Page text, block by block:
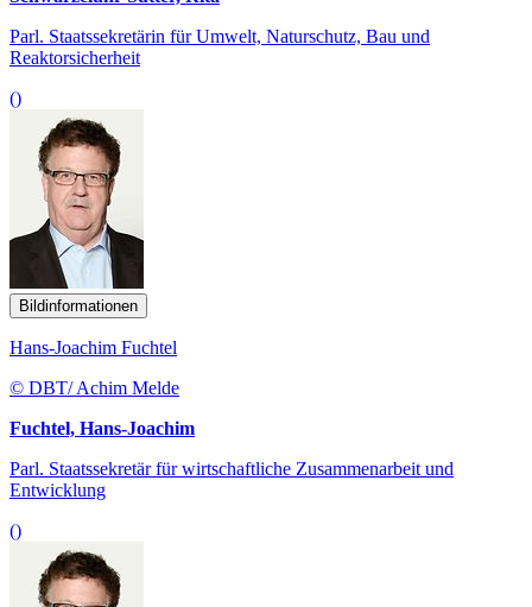
Parl. Staatssekretärin für Umwelt, Naturschutz, Bau und
Reaktorsicherheit
()
Bildinformationen
Hans-Joachim Fuchtel
© DBT/ Achim Melde
Fuchtel, Hans-Joachim
Parl. Staatssekretär für wirtschaftliche Zusammenarbeit und
Entwicklung
()